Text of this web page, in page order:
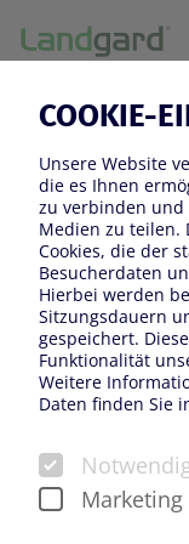
COOKIE-
Unsere Website
die es Ihnen
zu verbinden und
Medien zu teilen.
Cookies, die der
Besucherdaten
Hierbei werden
Sitzungsdauern
gespeichert.
Funktionalität
Weitere
Daten finden Sie
Marketing
DER APFEL
STAMM
Wir liefern
direkt an unsere
Darüber hinaus
365 Tagen im
europäischen
zertifizierten
alles, was er
Kernobst
Äpfel, Birnen,